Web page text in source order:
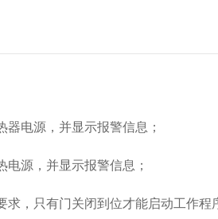
电源，并显示报警信息；
源，并显示报警信息；
只有门关闭到位才能启动工作程